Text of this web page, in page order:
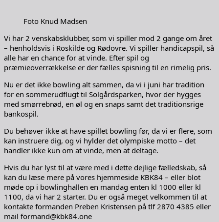
Foto Knud Madsen
Vi har 2 venskabsklubber, som vi spiller mod 2 gange om året
– henholdsvis i Roskilde og Rødovre. Vi spiller handicapspil, så
alle har en chance for at vinde. Efter spil og
præmieoverrækkelse er der fælles spisning til en rimelig pris.
Nu er det ikke bowling alt sammen, da vi i juni har tradition
for en sommerudflugt til Solgårdsparken, hvor der hygges
med smørrebrød, en øl og en snaps samt det traditionsrige
bankospil.
Du behøver ikke at have spillet bowling før, da vi er flere, som
kan instruere dig, og vi hylder det olympiske motto – det
handler ikke kun om at vinde, men at deltage.
Hvis du har lyst til at være med i dette dejlige fælledskab, så
kan du læse mere på vores hjemmeside KBK84 – eller blot
møde op i bowlinghallen en mandag enten kl 1000 eller kl
1100, da vi har 2 starter. Du er også meget velkommen til at
kontakte formanden Preben Kristensen på tlf 2870 4385 eller
mail formand@kbk84.one